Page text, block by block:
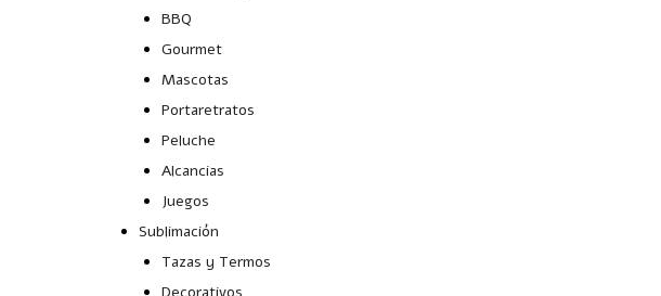
BBQ
Gourmet
Mascotas
Portaretratos
Peluche
Alcancias
Juegos
Sublimación
Tazas y Termos